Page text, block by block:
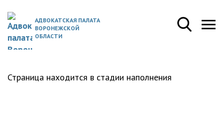
АДВОКАТСКАЯ ПАЛАТА
ВОРОНЕЖСКОЙ
ОБЛАСТИ
Страница находится в стадии наполнения